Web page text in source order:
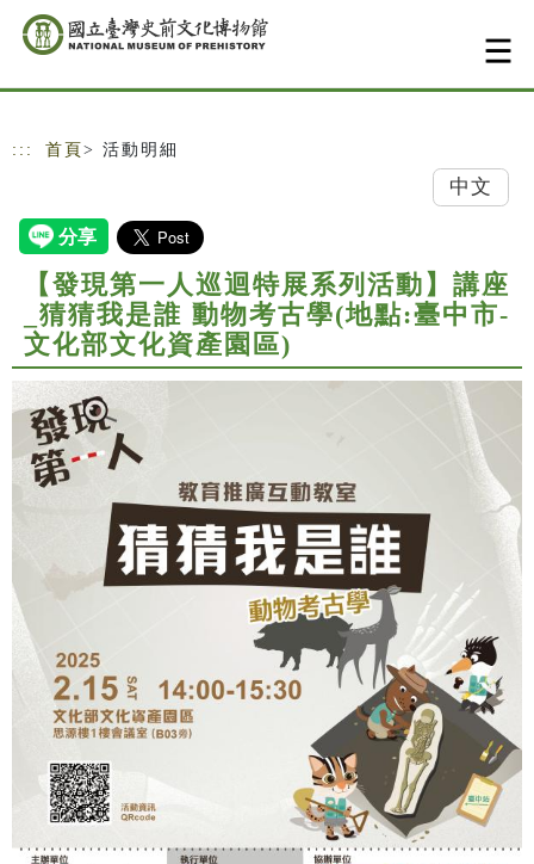
跳到主要內容
網站導覽
::: 首頁 > 活動明細
中文
【發現第一人巡迴特展系列活動】講座
_猜猜我是誰 動物考古學(地點:臺中市-
文化部文化資產園區)